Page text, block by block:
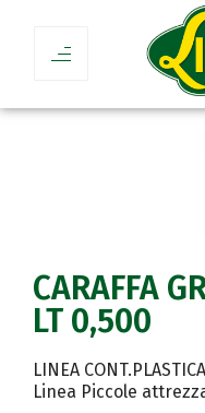
CARAFFA
LT 0,500
LINEA
Linea Piccole